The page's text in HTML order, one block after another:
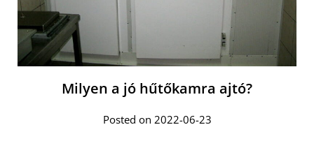
Milyen a jó hűtőkamra ajtó?
Posted on 2022-06-23